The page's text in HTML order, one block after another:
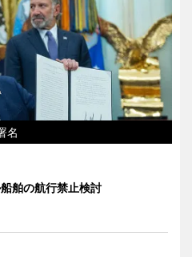
名
舶の航行禁止検討